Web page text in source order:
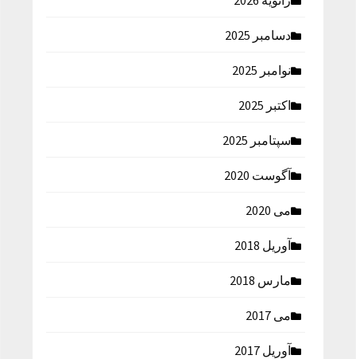
دسامبر 2025
نوامبر 2025
اکتبر 2025
سپتامبر 2025
آگوست 2020
می 2020
آوریل 2018
مارس 2018
می 2017
آوریل 2017